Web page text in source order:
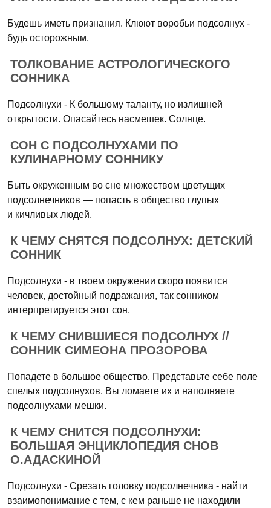
Будешь иметь признания. Клюют воробьи подсолнух -
будь осторожным.
ТОЛКОВАНИЕ АСТРОЛОГИЧЕСКОГО
СОННИКА
Подсолнухи - К большому таланту, но излишней
открытости. Опасайтесь насмешек. Солнце.
СОН С ПОДСОЛНУХАМИ ПО
КУЛИНАРНОМУ СОННИКУ
Быть окруженным во сне множеством цветущих
подсолнечников — попасть в общество глупых
и кичливых людей.
К ЧЕМУ СНЯТСЯ ПОДСОЛНУХ: ДЕТСКИЙ
СОННИК
Подсолнухи - в твоем окружении скоро появится
человек, достойный подражания, так сонником
интерпретируется этот сон.
К ЧЕМУ СНИВШИЕСЯ ПОДСОЛНУХ //
СОННИК СИМЕОНА ПРОЗОРОВА
Попадете в большое общество. Представьте себе поле
спелых подсолнухов. Вы ломаете их и наполняете
подсолнухами мешки.
К ЧЕМУ СНИТСЯ ПОДСОЛНУХИ:
БОЛЬШАЯ ЭНЦИКЛОПЕДИЯ СНОВ
О.АДАСКИНОЙ
Подсолнухи - Срезать головку подсолнечника - найти
взаимопонимание с тем, с кем раньше не находили